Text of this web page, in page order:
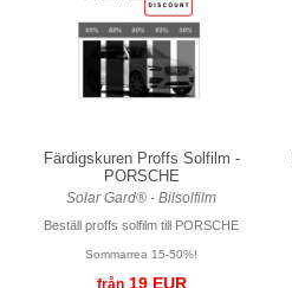
Färdigskuren Proffs Solfilm -
PORSCHE
Solar Gard® - Bilsolfilm
Beställ proffs solfilm till PORSCHE
Sommarrea 15-50%!
19 EUR